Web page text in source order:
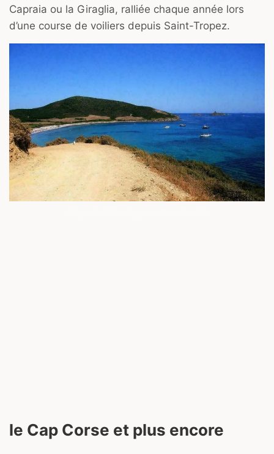
Capraia ou la Giraglia, ralliée chaque année lors
d’une course de voiliers depuis Saint-Tropez.
le Cap Corse et plus encore